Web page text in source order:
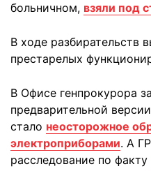
больничном, взяли под
В ходе разбирательств
престарелых
В Офисе генпрокурора
предварительной
стало неосторожное
электроприборами. А
расследование по факту